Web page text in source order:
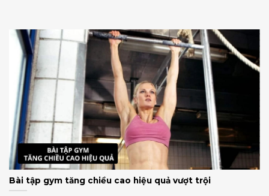
Bài tập gym tăng chiều cao hiệu quả vượt trội